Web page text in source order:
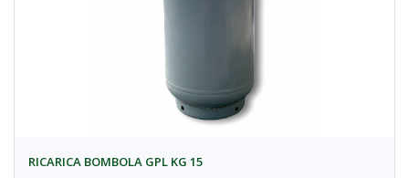
RICARICA BOMBOLA GPL KG 15